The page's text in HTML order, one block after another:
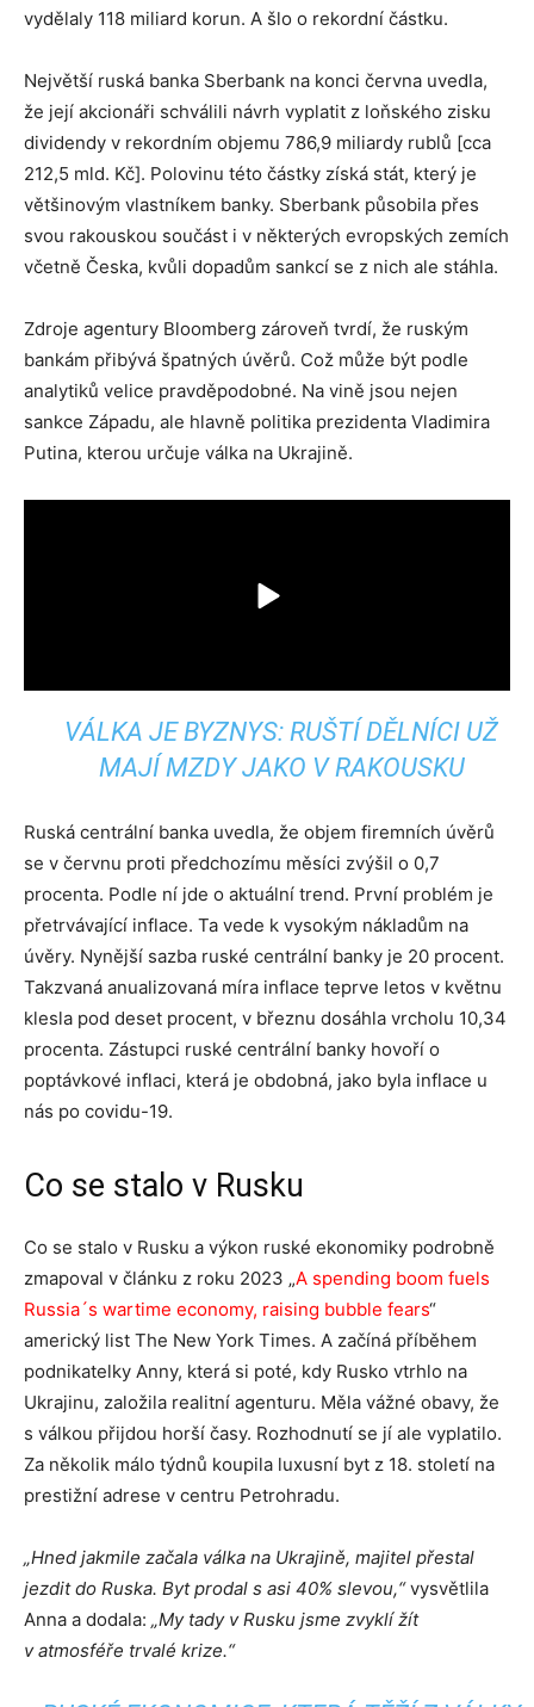
vydělaly 118 miliard korun. A šlo o rekordní částku.
Největší ruská banka Sberbank na konci června uvedla,
že její akcionáři schválili návrh vyplatit z loňského zisku
dividendy v rekordním objemu 786,9 miliardy rublů [cca
212,5 mld. Kč]. Polovinu této částky získá stát, který je
většinovým vlastníkem banky. Sberbank působila přes
svou rakouskou součást i v některých evropských zemích
včetně Česka, kvůli dopadům sankcí se z nich ale stáhla.
Zdroje agentury Bloomberg zároveň tvrdí, že ruským
bankám přibývá špatných úvěrů. Což může být podle
analytiků velice pravděpodobné. Na vině jsou nejen
sankce Západu, ale hlavně politika prezidenta Vladimira
Putina, kterou určuje válka na Ukrajině.
VÁLKA JE BYZNYS: RUŠTÍ DĚLNÍCI UŽ
MAJÍ MZDY JAKO V RAKOUSKU
Ruská centrální banka uvedla, že objem firemních úvěrů
se v červnu proti předchozímu měsíci zvýšil o 0,7
procenta. Podle ní jde o aktuální trend. První problém je
přetrvávající inflace. Ta vede k vysokým nákladům na
úvěry. Nynější sazba ruské centrální banky je 20 procent.
Takzvaná anualizovaná míra inflace teprve letos v květnu
klesla pod deset procent, v březnu dosáhla vrcholu 10,34
procenta. Zástupci ruské centrální banky hovoří o
poptávkové inflaci, která je obdobná, jako byla inflace u
nás po covidu-19.
Co se stalo v Rusku
Co se stalo v Rusku a výkon ruské ekonomiky podrobně
zmapoval v článku z roku 2023 „A spending boom fuels
Russia´s wartime economy, raising bubble fears“
americký list The New York Times. A začíná příběhem
podnikatelky Anny, která si poté, kdy Rusko vtrhlo na
Ukrajinu, založila realitní agenturu. Měla vážné obavy, že
s válkou přijdou horší časy. Rozhodnutí se jí ale vyplatilo.
Za několik málo týdnů koupila luxusní byt z 18. století na
prestižní adrese v centru Petrohradu.
„Hned jakmile začala válka na Ukrajině, majitel přestal
jezdit do Ruska. Byt prodal s asi 40% slevou,“vysvětlila
Anna a dodala: „My tady v Rusku jsme zvyklí žít
v atmosféře trvalé krize.“